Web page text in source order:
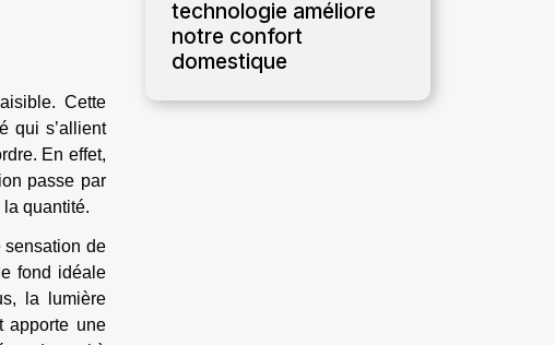
Cette
qui s’allient
En effet,
passe par
quantité.
sensation de
fond idéale
la lumière
apporte une
technologie améliore
notre confort
domestique